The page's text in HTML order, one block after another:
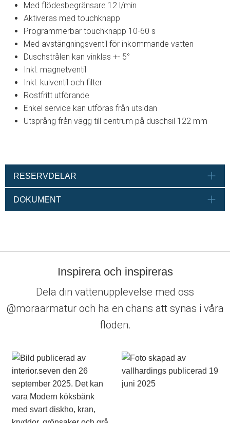
Med flödesbegränsare 12 l/min
Aktiveras med touchknapp
Programmerbar touchknapp 10-60 s
Med avstängningsventil för inkommande vatten
Duschstrålen kan vinklas +- 5°
Inkl. magnetventil
Inkl. kulventil och filter
Rostfritt utförande
Enkel service kan utföras från utsidan
Utsprång från vägg till centrum på duschsil 122 mm
RESERVDELAR
DOKUMENT
Inspirera och inspireras
Dela din vattenupplevelse med oss
@moraarmatur och ha en chans att synas i våra
flöden.